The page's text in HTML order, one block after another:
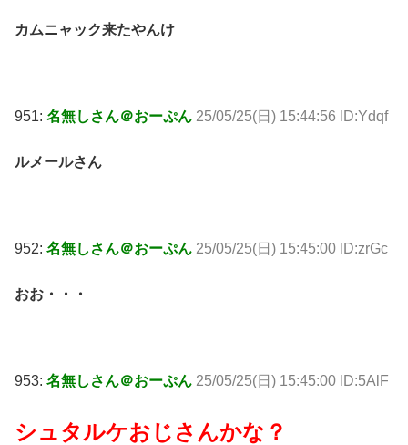
カムニャック来たやんけ
951: 名無しさん＠おーぷん 25/05/25(日) 15:44:56 ID:Ydqf
ルメールさん
952: 名無しさん＠おーぷん 25/05/25(日) 15:45:00 ID:zrGc
おお・・・
953: 名無しさん＠おーぷん 25/05/25(日) 15:45:00 ID:5AlF
シュタルケおじさんかな？